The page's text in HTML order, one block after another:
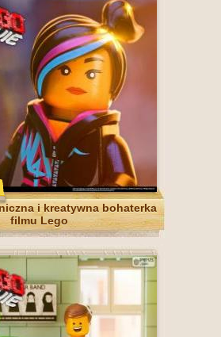
i kreatywna bohaterka
filmu Lego